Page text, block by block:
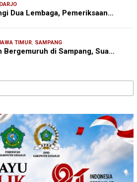
Dua Lembaga, Pemeriksaan…
TIMUR, SAMPANG
Bergemuruh di Sampang, Sua…